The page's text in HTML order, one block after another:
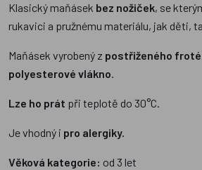
Klasický maňásek bez nožiček, se
rukavici a pružnému materiálu, jak děti,
Maňásek vyrobený z postřiženého froté
polyesterové vlákno.
Lze ho prát při teplotě do 30°C.
Je vhodný i pro alergiky.
Věková kategorie: od 3 let